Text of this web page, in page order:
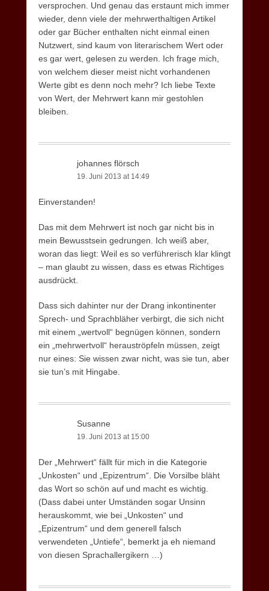
versprochen. Und genau das erstaunt mich immer
wieder, denn viele der mehrwerthaltigen Artikel
oder gar Bücher enthalten nicht einmal einen
Nutzwert, sind kaum von literarischem Wert oder
es gar wert, gelesen zu werden. Ich frage mich,
von welchem dieser meist nicht vorhandenen
Werte gibt es denn noch mehr? Ich liebe Texte
von Wert, der Mehrwert kann mir gestohlen
bleiben.
johannes flörsch
19. Juni 2013 at 14:49
Einverstanden!
Das mit dem Mehrwert ist noch gar nicht bis in
mein Bewusstsein gedrungen. Ich weiß aber,
woran das liegt: Weil es so verführerisch klar klingt
– man glaubt zu wissen, dass es etwas Richtiges
ausdrückt.
Dass sich dahinter nur der Drang inkontinenter
Sprech- und Sprachbläher verbirgt, die sich nicht
mit einem „wertvoll“ begnügen können, sondern
ein „mehrwertvoll“ herauströpfeln müssen, zeigt
nur eines: Sie wissen zwar nicht, was sie tun, aber
sie tun’s mit Hingabe.
Susanne
19. Juni 2013 at 15:00
Der „Mehrwert“ fällt für mich in die Kategorie
„Unkosten“ und „Epizentrum“. Die Vorsilbe bläht
das Wort so schön auf und macht es wichtig.
(Dass dabei unter Umständen sogar Unsinn
herauskommt, wie bei „Unkosten“ und
„Epizentrum“ und dem generell falsch
verwendeten „Untiefe“, bemerkt ja eh niemand
von diesen Sprachallergikern …)